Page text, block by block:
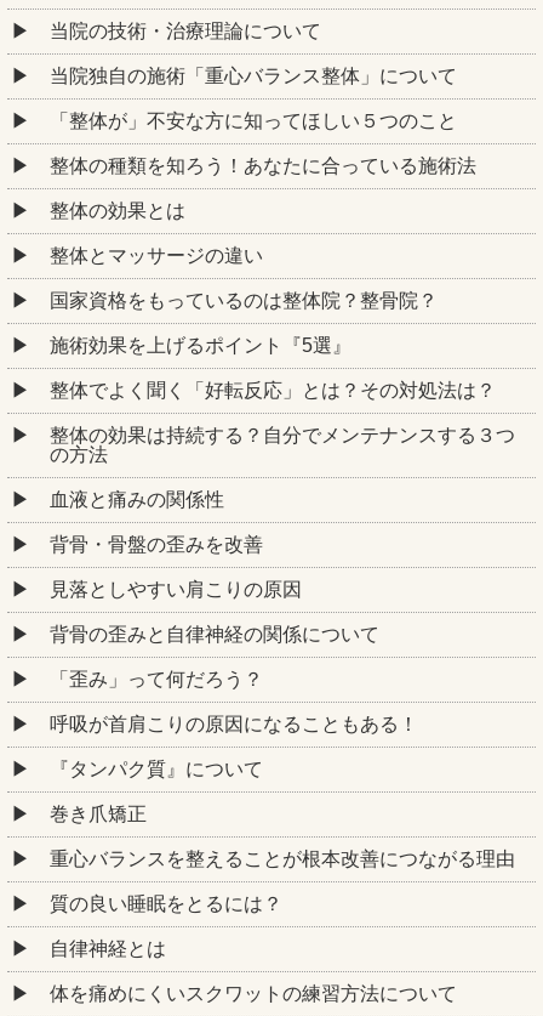
当院の技術・治療理論について
当院独自の施術「重心バランス整体」について
「整体が」不安な方に知ってほしい５つのこと
整体の種類を知ろう！あなたに合っている施術法
整体の効果とは
整体とマッサージの違い
国家資格をもっているのは整体院？整骨院？
施術効果を上げるポイント『5選』
整体でよく聞く「好転反応」とは？その対処法は？
整体の効果は持続する？自分でメンテナンスする３つ
の方法
血液と痛みの関係性
背骨・骨盤の歪みを改善
見落としやすい肩こりの原因
背骨の歪みと自律神経の関係について
「歪み」って何だろう？
呼吸が首肩こりの原因になることもある！
『タンパク質』について
巻き爪矯正
重心バランスを整えることが根本改善につながる理由
質の良い睡眠をとるには？
自律神経とは
体を痛めにくいスクワットの練習方法について